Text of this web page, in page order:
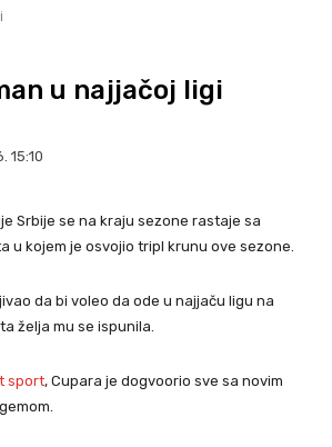
u najjačoj ligi
15:10
Srbije se na kraju sezone rastaje sa
u kojem je osvojio tripl krunu ove sezone.
da bi voleo da ode u najjaču ligu na
želja mu se ispunila.
sport, Cupara je dogvoorio sve sa novim